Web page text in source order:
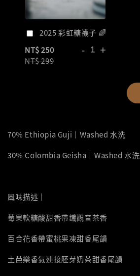
2025 彩虹糖襪子 🌈
NT$ 250
NT$ 299
- +
70% Ethiopia Guji｜Washed 水洗
30% Colombia Geisha｜Washed 水洗
風味描述｜
莓果軟糖酸甜香帶鐵觀音茶香
百合花香帶蜜桃果凍甜香尾韻
土芭樂香氣連接胚芽奶茶甜香尾韻